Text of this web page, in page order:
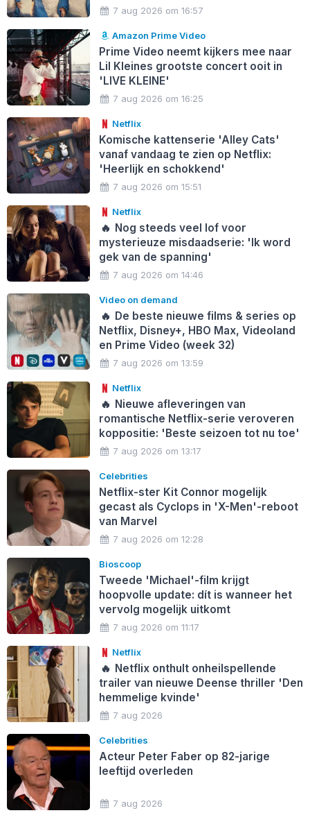
7 aug 2026 om 16:57
Amazon Prime Video
Prime Video neemt kijkers mee naar
Lil Kleines grootste concert ooit in
'LIVE KLEINE'
7 aug 2026 om 16:25
Netflix
Komische kattenserie 'Alley Cats'
vanaf vandaag te zien op Netflix:
'Heerlijk en schokkend'
7 aug 2026 om 15:51
Netflix
🔥 Nog steeds veel lof voor
mysterieuze misdaadserie: 'Ik word
gek van de spanning'
7 aug 2026 om 14:46
Video on demand
🔥 De beste nieuwe films & series op
Netflix, Disney+, HBO Max, Videoland
en Prime Video (week 32)
7 aug 2026 om 13:59
Netflix
🔥 Nieuwe afleveringen van
romantische Netflix-serie veroveren
koppositie: 'Beste seizoen tot nu toe'
7 aug 2026 om 13:17
Celebrities
Netflix-ster Kit Connor mogelijk
gecast als Cyclops in 'X-Men'-reboot
van Marvel
7 aug 2026 om 12:28
Bioscoop
Tweede 'Michael'-film krijgt
hoopvolle update: dít is wanneer het
vervolg mogelijk uitkomt
7 aug 2026 om 11:17
Netflix
🔥 Netflix onthult onheilspellende
trailer van nieuwe Deense thriller 'Den
hemmelige kvinde'
7 aug 2026
Celebrities
Acteur Peter Faber op 82-jarige
leeftijd overleden
7 aug 2026